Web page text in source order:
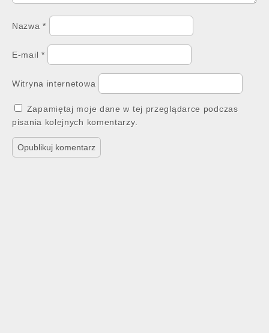
Nazwa*
E-mail *
Witryna internetowa
Zapamiętaj moje dane w tej przeglądarce podczas
pisania kolejnych komentarzy.